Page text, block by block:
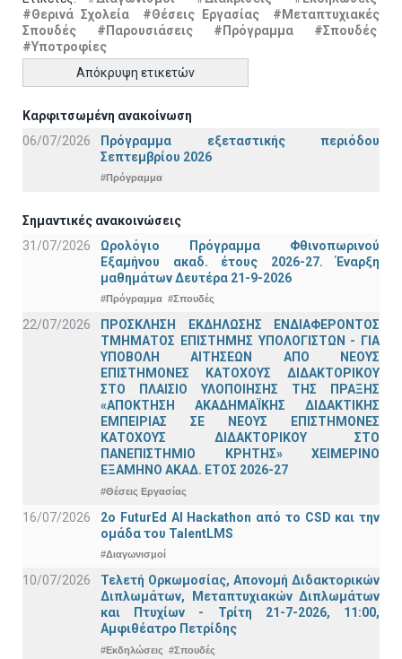
#Θερινά Σχολεία
#Θέσεις Εργασίας
#Μεταπτυχιακές
Σπουδές
#Παρουσιάσεις #Πρόγραμμα
#Σπουδές
#Υποτροφίες
Απόκρυψη ετικετών
Καρφιτσωμένη ανακοίνωση
06/07/2026
Πρόγραμμα εξεταστικής περιόδου
Σεπτεμβρίου 2026
#Πρόγραμμα
Σημαντικές ανακοινώσεις
31/07/2026
Ωρολόγιο Πρόγραμμα Φθινοπωρινού
Εξαμήνου ακαδ. έτους 2026-27. Έναρξη
μαθημάτων Δευτέρα 21-9-2026
#Πρόγραμμα #Σπουδές
22/07/2026
ΠΡΟΣΚΛΗΣΗ ΕΚΔΗΛΩΣΗΣ ΕΝΔΙΑΦΕΡΟΝΤΟΣ
ΤΜΗΜΑΤΟΣ ΕΠΙΣΤΗΜΗΣ ΥΠΟΛΟΓΙΣΤΩΝ - ΓΙΑ
ΥΠΟΒΟΛΗ ΑΙΤΗΣΕΩΝ ΑΠΟ ΝΕΟΥΣ
ΕΠΙΣΤΗΜΟΝΕΣ ΚΑΤΟΧΟΥΣ ΔΙΔΑΚΤΟΡΙΚΟΥ
ΣΤΟ ΠΛΑΙΣΙΟ ΥΛΟΠΟΙΗΣΗΣ ΤΗΣ ΠΡΑΞΗΣ
«ΑΠΟΚΤΗΣΗ ΑΚΑΔΗΜΑΪΚΗΣ ΔΙΔΑΚΤΙΚΗΣ
ΕΜΠΕΙΡΙΑΣ ΣΕ ΝΕΟΥΣ ΕΠΙΣΤΗΜΟΝΕΣ
ΚΑΤΟΧΟΥΣ ΔΙΔΑΚΤΟΡΙΚΟΥ ΣΤΟ
ΠΑΝΕΠΙΣΤΗΜΙΟ ΚΡΗΤΗΣ» ΧΕΙΜΕΡΙΝΟ
ΕΞΑΜΗΝΟ ΑΚΑΔ. ΕΤΟΣ 2026-27
#Θέσεις Εργασίας
16/07/2026
2o FuturEd AI Hackathon από το CSD και την
ομάδα του TalentLMS
#Διαγωνισμοί
10/07/2026
Τελετή Ορκωμοσίας, Απονομή Διδακτορικών
Διπλωμάτων, Μεταπτυχιακών Διπλωμάτων
και Πτυχίων - Τρίτη 21-7-2026, 11:00,
Αμφιθέατρο Πετρίδης
#Εκδηλώσεις #Σπουδές